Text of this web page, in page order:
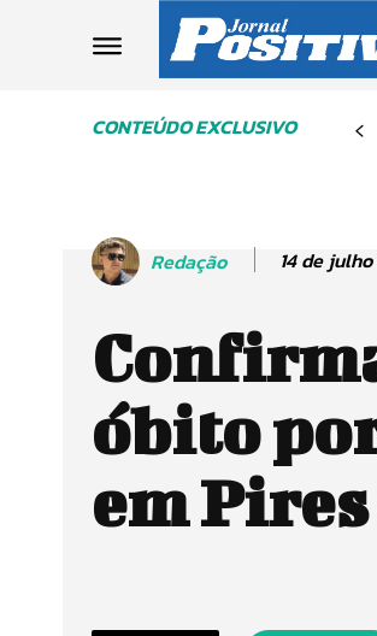
CONTEÚDO EXCLUSIVO
Redação 14 de
óbito
em